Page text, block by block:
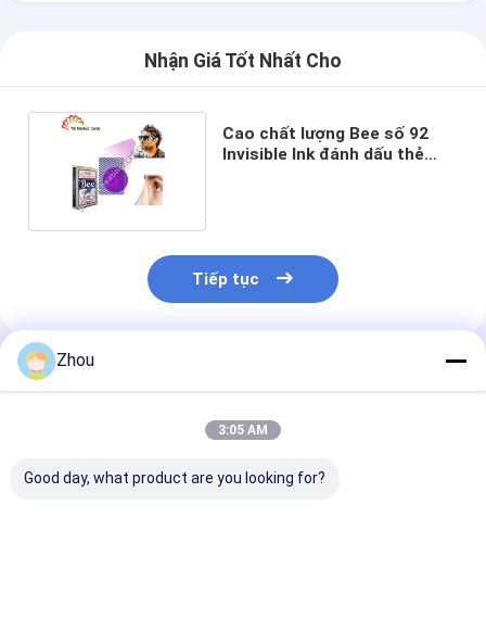
Nhận Giá Tốt Nhất Cho
Cao chất lượng Bee số 92
Invisible Ink đánh dấu thẻ
Tiếp tục
Sản Phẩm Khuyến Cáo
Zhou
3:05 AM
Good day, what product are you looking for?